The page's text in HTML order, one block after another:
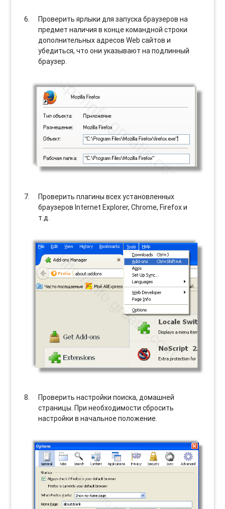
Проверить ярлыки для запуска браузеров на
предмет наличия в конце командной строки
дополнительных адресов Web сайтов и
убедиться, что они указывают на подлинный
браузер.
Проверить плагины всех установленных
браузеров Internet Explorer, Chrome, Firefox и
т.д.
Проверить настройки поиска, домашней
страницы. При необходимости сбросить
настройки в начальное положение.